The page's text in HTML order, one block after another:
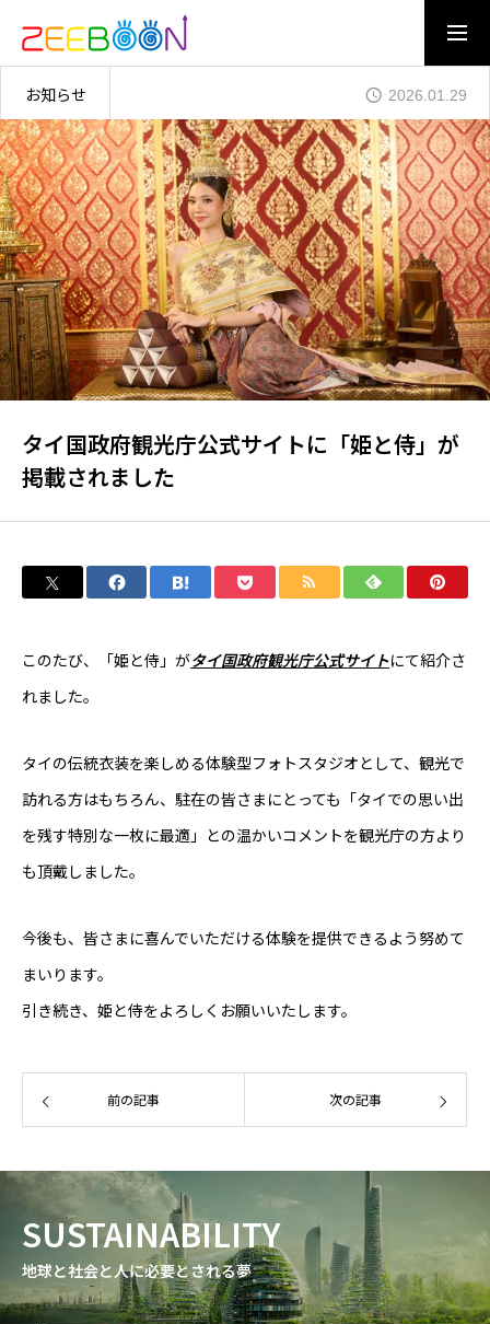
CONTACT US ENTRY
OUR DREAM
WHAT IS ZEEBOON
DREAM MAN
夢を創る仲間たち
BUSINESS
お客様の夢を応援すること
SUSTAINABILITY
RECRUIT
NEWS
POLICY
お知らせ 2026.01.29
タイ国政府観光庁公式サイトに「姫と侍」が
掲載されました
このたび、「姫と侍」がタイ国政府観光庁公式サイトにて紹介さ
れました。
タイの伝統衣装を楽しめる体験型フォトスタジオとして、観光で
訪れる方はもちろん、駐在の皆さまにとっても「タイでの思い出
を残す特別な一枚に最適」との温かいコメントを観光庁の方より
も頂戴しました。
今後も、皆さまに喜んでいただける体験を提供できるよう努めて
まいります。
引き続き、姫と侍をよろしくお願いいたします。
前の記事 次の記事
SUSTAINABILITY
地球と社会と人に必要とされる夢